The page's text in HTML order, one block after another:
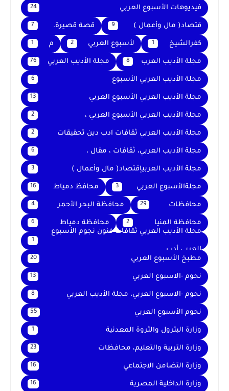
فيديوهات الأسبوع العربي 24
قتصاد( مال وأعمال ) 9 قصة قصيرة. 7
كفرالشيخ 1 لأسبوع العربي 2 م 1
مجلة الأديب العرب 8 مجلة الأديب العربي 76
مجلة الأديب العربي الأسبوع 6
مجلة الأديب العربي الأسبوع العربي 13
مجلة الأديب العربي الأسبوع العربي ، 2
مجلة الأديب العربي ثقافات ادب دين تحقيقات 2
مجلة الأديب العربي، ثقافات ، مقال ، 6
مجلة الأديب العربيإقتصاد( مال وأعمال ) 3
مجلةالأسبوع العربي 3 محافظ دمياط 16
محافظات 29 محافظة البحر الأحمر 4
محافظة المنيا 2 محافظة دمياط 6
محلة الأديب العربي ثقافات فنون نجوم الأسبوع
العربي أدب
1
مطبخ الأسبوع العربي 20
نجوم -الاسبوع العربي 13
نجوم -الاسبوع العربي، مجلة الأديب العربي 8
نجوم الأسبوع العربي 55
وزارة البترول والثروة المعدنية 1
وزارة التربية والتعليم، محافظات 23
وزارة التضامن الاجتماعي 16
وزارة الداخلية المصرية 16